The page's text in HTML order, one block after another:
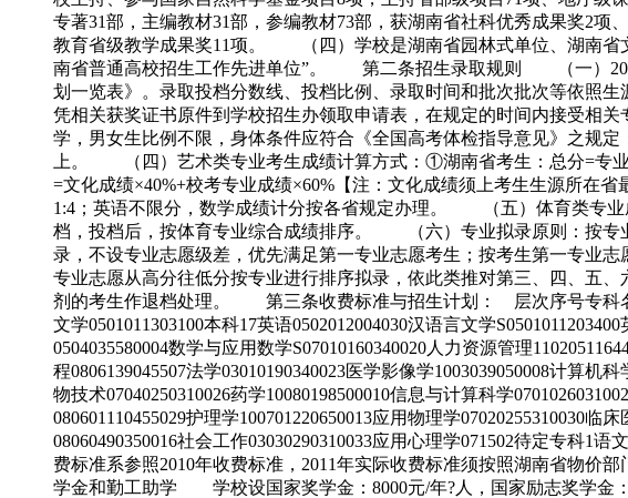
专著31部，主编教材31部，参编教材73部，获湖南省社科优秀成果奖2
教育省级教学成果奖11项。 （四）学校是湖南省园林式单位、湖南省
南省普通高校招生工作先进单位”。 第二条招生录取规则 （一）2011
划一览表》。录取投档分数线、投档比例、录取时间和批次批次等依
凭相关获奖证书原件到学校招生办领取申请表，在规定的时间内接受
学，男女生比例不限，身体条件应符合《全国高考体检指导意见》之规
上。 （四）艺术类专业考生成绩计算方式：①湖南省考生：总分=专
=文化成绩×40%+校考专业成绩×60%【注：文化成绩须上考生生源所在
1:4；英语不限分，数学成绩计分按各省规定办理。 （五）体育类专业
档，投档后，按体育专业综合成绩排序。 （六）专业拟录原则：按专
录，不设专业志愿级差，优先满足第一专业志愿考生；按考生第一专业
专业志愿从高分往低分按专业进行排序拟录，依此类推对第三、四、五
剂的考生作退档处理。 第三条收费标准与招生计划： 层次序号专科名
文学0501011303100本科17英语0502012004030汉语言文学
0504035580004数学与应用数学S07010160340020人力资源管理
程0806139045507法学03010190340023医学影像学1003039050008计算机
物技术07040250310026药学10080198500010信息与计算科学
080601110455029护理学100701220650013应用物理学07020255310030临
08060490350016社会工作03030290310033应用心理学071502待定专科1
费标准系参照2010年收费标准，2011年实际收费标准须按照湖南省物
学金和勤工助学 学校设国家奖学金：8000元/年?人，国家励志奖学金：